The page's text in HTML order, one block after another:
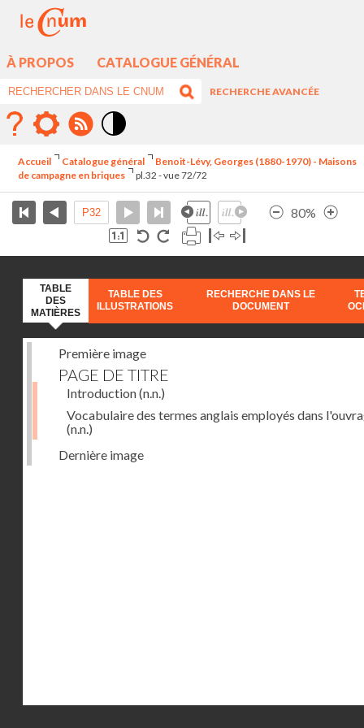
À PROPOS CATALOGUE GÉNÉRAL
RECHERCHE AVANCÉE
élévé
Accueil Catalogue général
Benoit-Lévy, Georges (1880-1970) - Maisons
de campagne en briques
pl.32 - vue 72/72
80%
TABLE
DES
MATIÈRES
TABLE DES
ILLUSTRATIONS
RECHERCHE DANS LE
DOCUMENT
Première image
PAGE DE TITRE
Introduction(n.n.)
Vocabulaire des termes anglais employés dans
(n.n.)
Dernière image